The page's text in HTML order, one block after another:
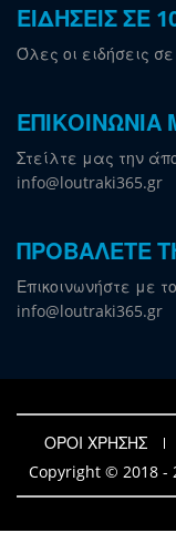
ΕΙΔΗΣΕΙΣ ΣΕ
Όλες οι ειδήσεις
ΕΠΙΚΟΙΝΩΝΙΑ
Στείλτε μας την
info@loutraki365.gr
ΠΡΟΒΑΛΕΤΕ
Επικοινωνήστε με
info@loutraki365.gr
ΟΡΟΙ ΧΡΗΣΗΣ
Copyright © 2018 -